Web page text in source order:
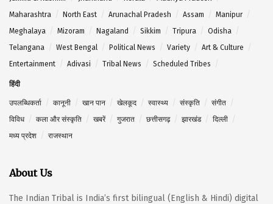
Maharashtra
North East Arunachal Pradesh Assam
Manipur
Meghalaya
Mizoram Nagaland Sikkim Tripura
Odisha
Telangana
West Bengal Political News Variety
Art & Culture
Entertainment
Adivasi Tribal News Scheduled Tribes
हिंदी
उपलब्धिकर्ता कानूनी खान पान खेलकूद स्वास्थ्य संस्कृति
संगीत
विविध
कला और संस्कृति खबरें गुजरात छत्तीसगढ़ झारखंड
दिल्ली
मध्य प्रदेश
राजस्थान
About Us
The Indian Tribal is India’s first bilingual (English & Hindi) digital